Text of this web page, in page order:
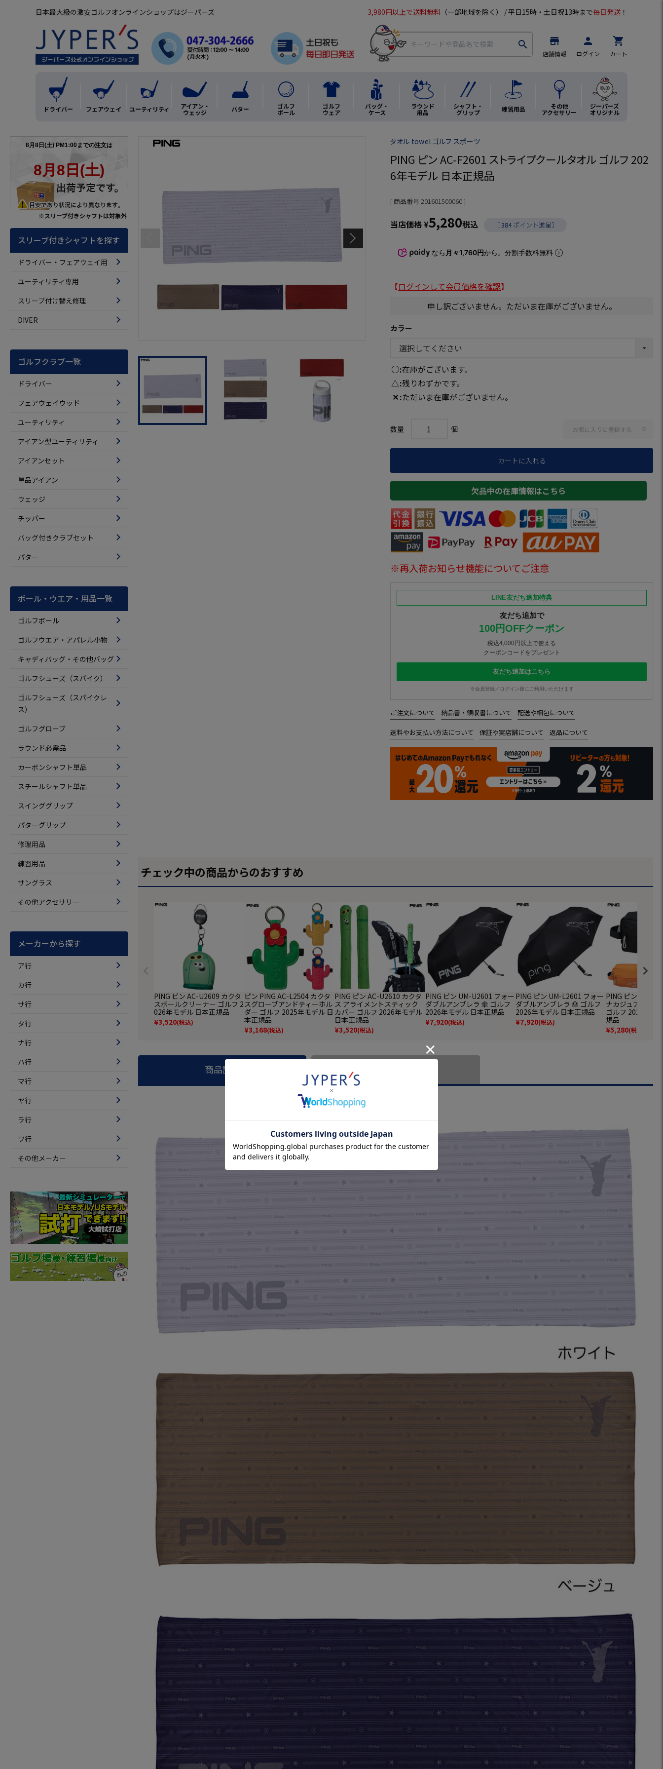
日本最大級の激安ゴルフオンラインショップはジーパーズ 3,980円以上で送料無料 （一部地域を除く） / 平日15時・土日祝13時まで毎日発送 ！
search store
店舗情報
person
ログイン
shopping_cart
カート
ドライバー フェアウェイ ユーティリティ アイアン・
ウェッジ パター ゴルフ
ボール
ゴルフ
ウェア
バッグ・
ケース
ラウンド
用品
シャフト・
グリップ 練習用品 その他
アクセサリー
ジーパーズ
オリジナル
※スリーブ付きシャフトは対象外
スリーブ付きシャフトを探す
ドライバー・フェアウェイ用
ユーティリティ専用
スリーブ付け替え修理
DIVER
ゴルフクラブ一覧
ドライバー
フェアウェイウッド
ユーティリティ
アイアン型ユーティリティ
アイアンセット
単品アイアン
ウェッジ
チッパー
バッグ付きクラブセット
パター
ボール・ウエア・用品一覧
ゴルフボール
ゴルフウエア・アパレル小物
キャディバッグ・その他バッグ
ゴルフシューズ（スパイク）
ゴルフシューズ（スパイクレ
ス）
ゴルフグローブ
ラウンド必需品
カーボンシャフト単品
スチールシャフト単品
スインググリップ
パターグリップ
修理用品
練習用品
サングラス
その他アクセサリー
メーカーから探す
ア行
カ行
サ行
タ行
ナ行
ハ行
マ行
ヤ行
ラ行
ワ行
その他メーカー
タオル towel ゴルフ スポーツ
PING ピン AC-F2601 ストライプクールタオル ゴルフ 202
6年モデル 日本正規品
商品番号201601500060
当店価格¥5,280税込 ［384 ポイント進呈］
なら 月々1,760円から。分割手数料無料
【ログインして会員価格を確認】
申し訳ございません。ただいま在庫がございません。
カラー
○ 在庫がございます。
△ 残りわずかです。
✕ ただいま在庫がございません。
お気に入りに登録する
カートに入れる
欠品中の在庫情報はこちら
※再入荷お知らせ機能についてご注意
LINE友だち追加特典
友だち追加で
100円OFFクーポン
税込4,000円以上で使える
クーポンコードをプレゼント
友だち追加はこちら
※会員登録／ログイン後にご利用いただけます
ご注文について 納品書・領収書について 配送や梱包について
送料やお支払い方法について 保証や実店舗について 返品について
チェック中の商品からのおすすめ
PING ピン AC-U2609 カクタ
スボールクリーナー ゴルフ 2
026年モデル 日本正規品
¥3,520(税込)
ピン PING AC-L2504 カクタ
スグローブアンドティーホル
ダー ゴルフ 2025年モデル 日
本正規品
¥3,168(税込)
PING ピン AC-U2610 カクタ
ス アライメントスティック
カバー ゴルフ 2026年モデル
日本正規品
¥3,520(税込)
PING ピン UM-U2601 フォー
ダブルアンブレラ 傘 ゴルフ
2026年モデル 日本正規品
¥7,920(税込)
PING ピン UM-L2601 フォー
ダブルアンブレラ 傘 ゴルフ
2026年モデル 日本正規品
¥7,920(税込)
PING ピン GB-
ナカジュアルポー
ゴルフ 2026年モ
規品
¥5,280(税込)
商品説明